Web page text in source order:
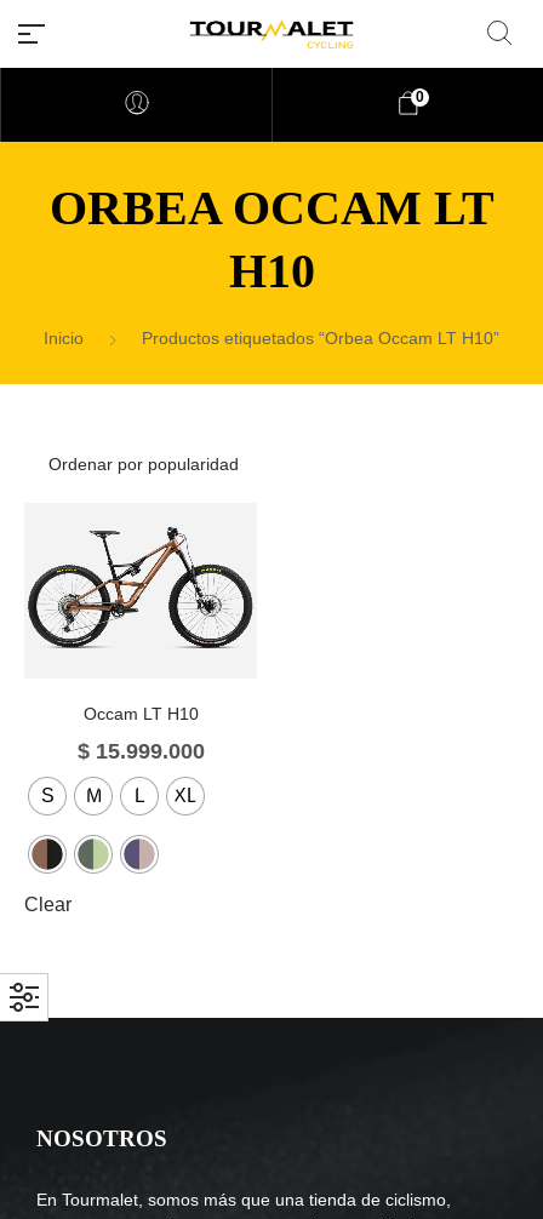
0
ORBEA OCCAM LT
H10
Inicio Productos etiquetados “Orbea Occam LT H10”
Occam LT H10
$15.999.000
S M L XL
Clear
NOSOTROS
En Tourmalet, somos más que una tienda de ciclismo,